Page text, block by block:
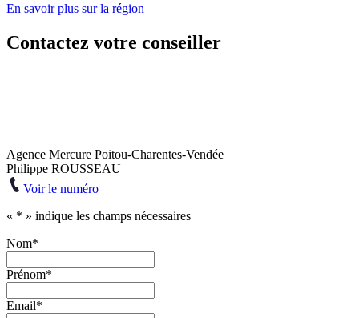
En savoir plus sur la région
Contactez votre conseiller
Agence Mercure Poitou-Charentes-Vendée
Philippe ROUSSEAU
Voir le numéro
« * » indique les champs nécessaires
Nom*
Prénom*
Email*